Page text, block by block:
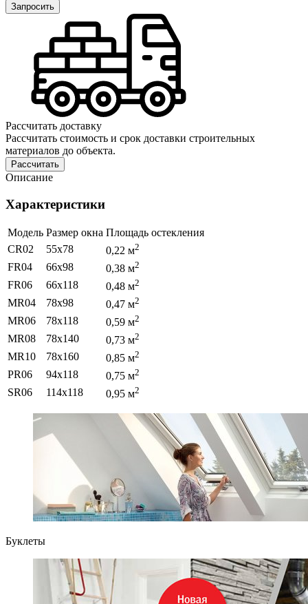
Запросить
Рассчитать доставку
Рассчитать стоимость и срок доставки строительных
материалов до объекта.
Рассчитать
Описание
Характеристики
Модель Размер окна Площадь остекления
CR02
55х78 0,22 м2
FR04 66х98 0,38 м2
FR06 66х118 0,48 м2
МR04 78х98 0,47 м2
МR06 78х118 0,59 м2
МR08 78х140 0,73 м2
МR10 78x160 0,85 м2
PR06 94х118 0,75 м2
SR06 114х118 0,95 м2
Буклеты